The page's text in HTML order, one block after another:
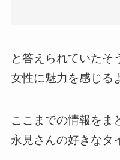
と答えられていたそ
女性に魅力を感じる
ここまでの情報をま
永見さんの好きなタ